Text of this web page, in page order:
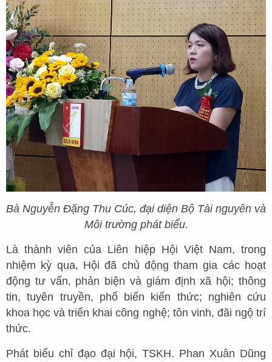
Bà Nguyễn Đặng Thu Cúc, đại diện Bộ Tài nguyên và
Môi trường phát biểu.
Là thành viên của Liên hiệp Hội Việt Nam, trong
nhiệm kỳ qua, Hội đã chủ động tham gia các hoạt
động tư vấn, phản biện và giám định xã hội; thông
tin, tuyên truyền, phổ biến kiến thức; nghiên cứu
khoa học và triển khai công nghệ; tôn vinh, đãi ngộ trí
thức.
Phát biểu chỉ đạo đại hội, TSKH. Phan Xuân Dũng